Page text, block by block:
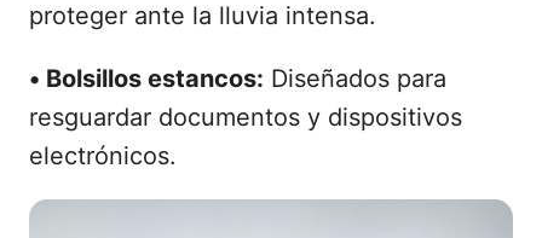
proteger ante la lluvia intensa.
• Bolsillos estancos: Diseñados para
resguardar documentos y dispositivos
electrónicos.